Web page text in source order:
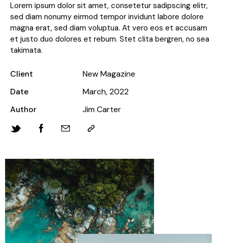
Lorem ipsum dolor sit amet, consetetur sadipscing elitr,
sed diam nonumy eirmod tempor invidunt labore dolore
magna erat, sed diam voluptua. At vero eos et accusam
et justo duo dolores et rebum. Stet clita bergren, no sea
takimata.
Client
New Magazine
Date
March, 2022
Author
Jim Carter